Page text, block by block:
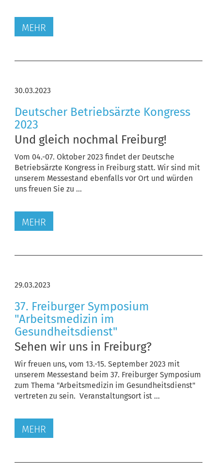
MEHR
30.03.2023
Deutscher Betriebsärzte Kongress
2023
Und gleich nochmal Freiburg!
Vom 04.-07. Oktober 2023 findet der Deutsche
Betriebsärzte Kongress in Freiburg statt. Wir sind mit
unserem Messestand ebenfalls vor Ort und würden
uns freuen Sie zu ...
MEHR
29.03.2023
37. Freiburger Symposium
"Arbeitsmedizin im
Gesundheitsdienst"
Sehen wir uns in Freiburg?
Wir freuen uns, vom 13.-15. September 2023 mit
unserem Messestand beim 37. Freiburger Symposium
zum Thema "Arbeitsmedizin im Gesundheitsdienst"
vertreten zu sein. Veranstaltungsort ist ...
MEHR